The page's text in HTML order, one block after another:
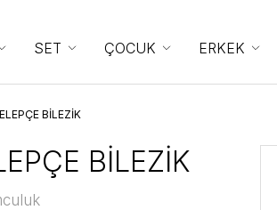
SET ÇOCUK ERKEK
BİLEZİK
BİLEZİK